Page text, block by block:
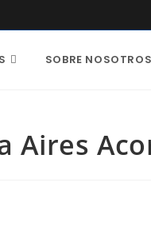
SOBRE NOSOTROS
Aires